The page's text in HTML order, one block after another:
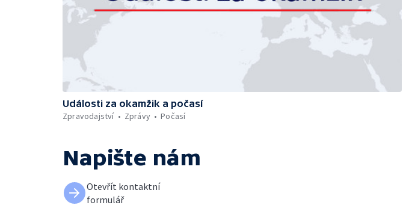
Události za okamžik a počasí
Zpravodajství
Zprávy Počasí
Napište nám
Otevřít kontaktní
formulář